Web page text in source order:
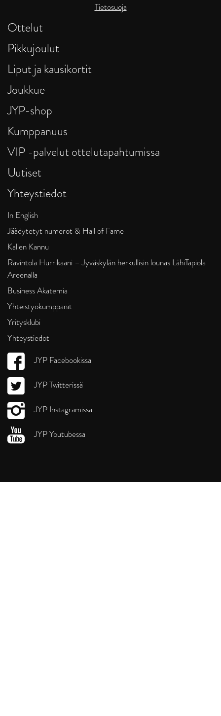
Tietosuoja
Ottelut
Pikkujoulut
Liput ja kausikortit
Joukkue
JYP-shop
Kumppanuus
VIP -palvelut ottelutapahtumissa
Uutiset
Yhteystiedot
In English
Jäädytetyt numerot & Hall of Fame
Kallen Kannu
Ravintola Hurrikaani – Jyväskylän herkullisin lounas LähiTapiola
Areenalla
Business Akatemia
Yhteistyökumppanit
Yritysklubi
Yhteystiedot
JYP Facebookissa
JYP Twitterissä
JYP Instagramissa
JYP Youtubessa